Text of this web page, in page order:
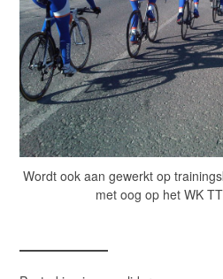
Wordt ook aan gewerkt op
met oog op het WK